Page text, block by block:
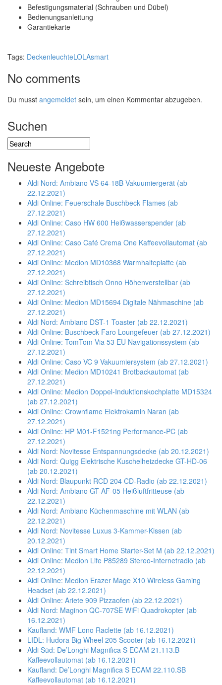
Befestigungsmaterial (Schrauben und Dübel)
Bedienungsanleitung
Garantiekarte
Tags: DeckenleuchteLOLAsmart
No comments
Du musst angemeldet sein, um einen Kommentar abzugeben.
Suchen
Neueste Angebote
Aldi Nord: Ambiano VS 64-18B Vakuumiergerät (ab
22.12.2021)
Aldi Online: Feuerschale Buschbeck Flames (ab
27.12.2021)
Aldi Online: Caso HW 600 Heißwasserspender (ab
27.12.2021)
Aldi Online: Caso Café Crema One Kaffeevollautomat (ab
27.12.2021)
Aldi Online: Medion MD10368 Warmhalteplatte (ab
27.12.2021)
Aldi Online: Schreibtisch Onno Höhenverstellbar (ab
27.12.2021)
Aldi Online: Medion MD15694 Digitale Nähmaschine (ab
27.12.2021)
Aldi Nord: Ambiano DST-1 Toaster (ab 22.12.2021)
Aldi Online: Buschbeck Faro Loungefeuer (ab 27.12.2021)
Aldi Online: TomTom Via 53 EU Navigationssystem (ab
27.12.2021)
Aldi Online: Caso VC 9 Vakuumiersystem (ab 27.12.2021)
Aldi Online: Medion MD10241 Brotbackautomat (ab
27.12.2021)
Aldi Online: Medion Doppel-Induktionskochplatte MD15324
(ab 27.12.2021)
Aldi Online: Crownflame Elektrokamin Naran (ab
27.12.2021)
Aldi Online: HP M01-F1521ng Performance-PC (ab
27.12.2021)
Aldi Nord: Novitesse Entspannungsdecke (ab 20.12.2021)
Aldi Nord: Quigg Elektrische Kuschelheizdecke GT-HD-06
(ab 20.12.2021)
Aldi Nord: Blaupunkt RCD 204 CD-Radio (ab 22.12.2021)
Aldi Nord: Ambiano GT-AF-05 Heißluftfritteuse (ab
22.12.2021)
Aldi Nord: Ambiano Küchenmaschine mit WLAN (ab
22.12.2021)
Aldi Nord: Novitesse Luxus 3-Kammer-Kissen (ab
20.12.2021)
Aldi Online: Tint Smart Home Starter-Set M (ab 22.12.2021)
Aldi Online: Medion Life P85289 Stereo-Internetradio (ab
22.12.2021)
Aldi Online: Medion Erazer Mage X10 Wireless Gaming
Headset (ab 22.12.2021)
Aldi Online: Ariete 909 Pizzaofen (ab 22.12.2021)
Aldi Nord: Maginon QC-707SE WiFi Quadrokopter (ab
16.12.2021)
Kaufland: WMF Lono Raclette (ab 16.12.2021)
LIDL: Hudora Big Wheel 205 Scooter (ab 16.12.2021)
Aldi Süd: De’Longhi Magnifica S ECAM 21.113.B
Kaffeevollautomat (ab 16.12.2021)
Kaufland: De’Longhi Magnifica S ECAM 22.110.SB
Kaffeevollautomat (ab 16.12.2021)